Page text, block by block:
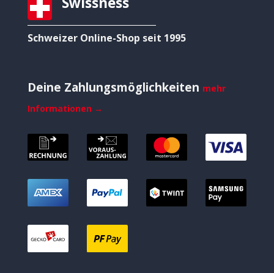
Schweizer Online-Shop seit 1995
Deine Zahlungsmöglichkeiten mehr
Informationen →